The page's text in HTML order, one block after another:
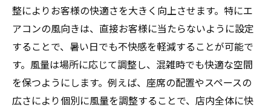
整によりお客様の快適さを大きく向上させます。特にエ
アコンの風向きは、直接お客様に当たらないように設定
することで、暑い日でも不快感を軽減することが可能で
す。風量は場所に応じて調整し、混雑時でも快適な空間
を保つようにします。例えば、座席の配置やスペースの
広さにより個別に風量を調整することで、店内全体に快